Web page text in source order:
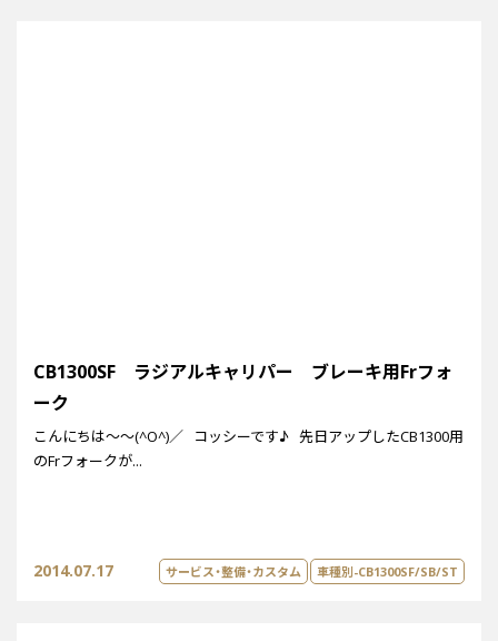
CB1300SF ラジアルキャリパー ブレーキ用Frフォ
ーク
こんにちは～～(^O^)／ コッシーです♪ 先日アップしたCB1300用
のFrフォークが...
2014.07.17 サービス・整備・カスタム 車種別-CB1300SF/SB/ST